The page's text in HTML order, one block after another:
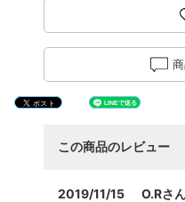
この商品のレビュー
2019/11/15 O.Rさ